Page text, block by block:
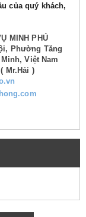
của quý khách,
MINH PHÚ
Phường Tăng
Việt Nam
Mr.Hải )